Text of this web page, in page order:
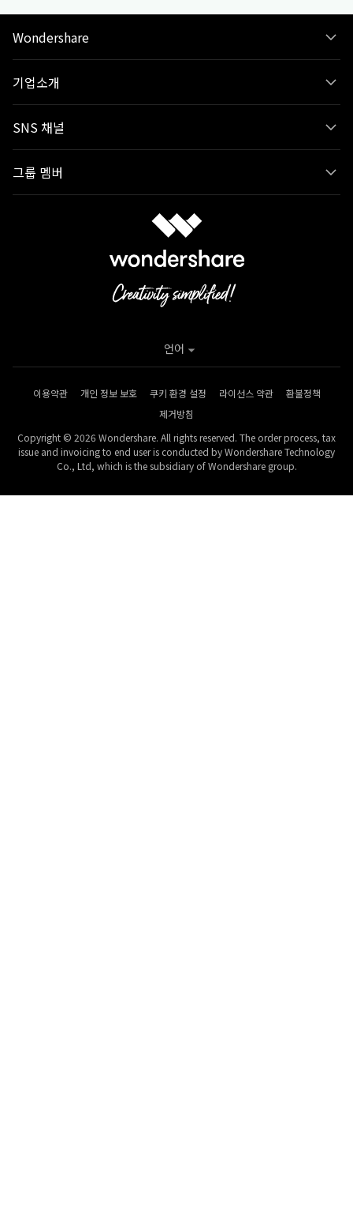
Wondershare
기업소개
SNS 채널
그룹 멤버
이용약관 개인 정보 보호 쿠키 환경 설정 라이선스 약관
환불정책
제거방침
Copyright © 2026 Wondershare. All rights reserved. The order process, tax
issue and invoicing to end user is conducted by Wondershare Technology
Co., Ltd, which is the subsidiary of Wondershare group.
언어